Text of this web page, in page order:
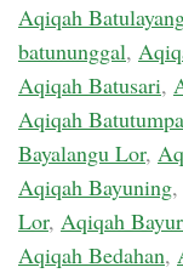
Aqiqah
batununggal,
Aqiqah Batusari,
Aqiqah
Bayalangu Lor,
Aqiqah Bayuning,
Lor, Aqiqah
Aqiqah Bedahan,